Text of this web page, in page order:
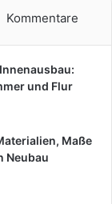
Kommentare
und Flur
Maße
Neubau